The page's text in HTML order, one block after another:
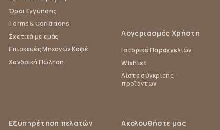
Όροι Εγγύησης
Terms & Conditions
Σχετικά με εμάς
Επισκευές Μηχανών Καφέ
Χονδρική Πώληση
Εξυπηρέτηση πελατών
Λογαριασμός Χρήστη
Ιστορικό Παραγγελιών
Wishlist
Λίστα σύγκρισης
προϊόντων
Ακολουθήστε μας